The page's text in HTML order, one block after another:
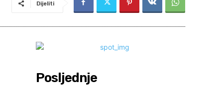
Dijeliti
Posljednje